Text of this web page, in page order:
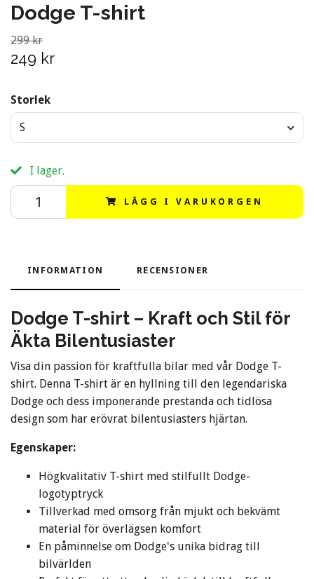
Dodge T-shirt
299 kr
249 kr
Storlek
S
I lager.
LÄGG I VARUKORGEN
INFORMATION RECENSIONER
Dodge T-shirt – Kraft och Stil för
Äkta Bilentusiaster
Visa din passion för kraftfulla bilar med vår Dodge T-
shirt. Denna T-shirt är en hyllning till den legendariska
Dodge och dess imponerande prestanda och tidlösa
design som har erövrat bilentusiasters hjärtan.
Egenskaper:
Högkvalitativ T-shirt med stilfullt Dodge-
logotyptryck
Tillverkad med omsorg från mjukt och bekvämt
material för överlägsen komfort
En påminnelse om Dodge's unika bidrag till
bilvärlden